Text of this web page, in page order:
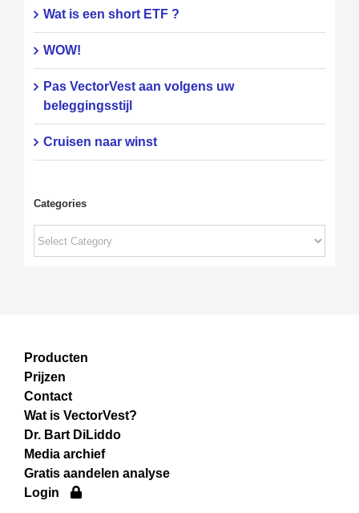
Wat is een short ETF ?
WOW!
Pas VectorVest aan volgens uw
beleggingsstijl
Cruisen naar winst
Categories
Categories
Producten
Prijzen
Contact
Wat is VectorVest?
Dr. Bart DiLiddo
Media archief
Gratis aandelen analyse
Login